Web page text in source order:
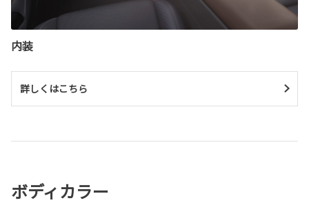
内装
詳しくはこちら
ボディカラー